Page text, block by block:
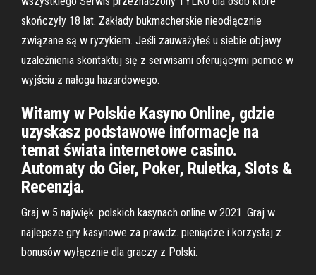
skończyły 18 lat. Zakłady bukmacherskie nieodłącznie
związane są w ryzykiem. Jeśli zauważyłeś u siebie objawy
uzależnienia skontaktuj się z serwisami oferującymi pomoc w
wyjściu z nałogu hazardowego.
Witamy w Polskie Kasyno Online, gdzie
uzyskasz podstawowe informacje na
temat świata internetowe casino.
Automaty do Gier, Poker, Ruletka, Slots &
Recenzja.
Graj w 5 najwięk. polskich kasynach online w 2021. Graj w
najlepsze gry kasynowe za prawdz. pieniądze i korzystaj z
bonusów wyłącznie dla graczy z Polski.